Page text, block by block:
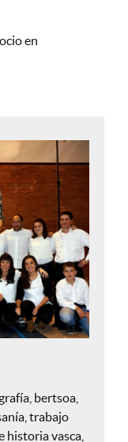
en
bertsoa,
trabajo
historia vasca,